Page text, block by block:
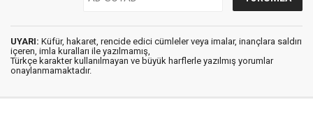
UYARI: Küfür, hakaret, rencide edici cümleler veya imalar, inançlara saldırı
içeren, imla kuralları ile yazılmamış,
Türkçe karakter kullanılmayan ve büyük harflerle yazılmış yorumlar
onaylanmamaktadır.